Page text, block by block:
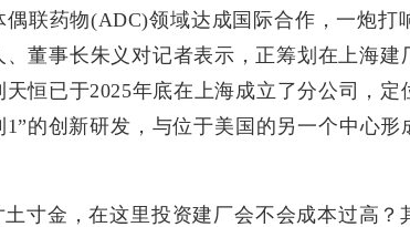
联药物(ADC)领域达成国际合作，一炮打
、董事长朱义对记者表示，正筹划在上海建
天恒已于2025年底在上海成立了分公司，定
1”的创新研发，与位于美国的另一个中心形
土寸金，在这里投资建厂会不会成本过高？